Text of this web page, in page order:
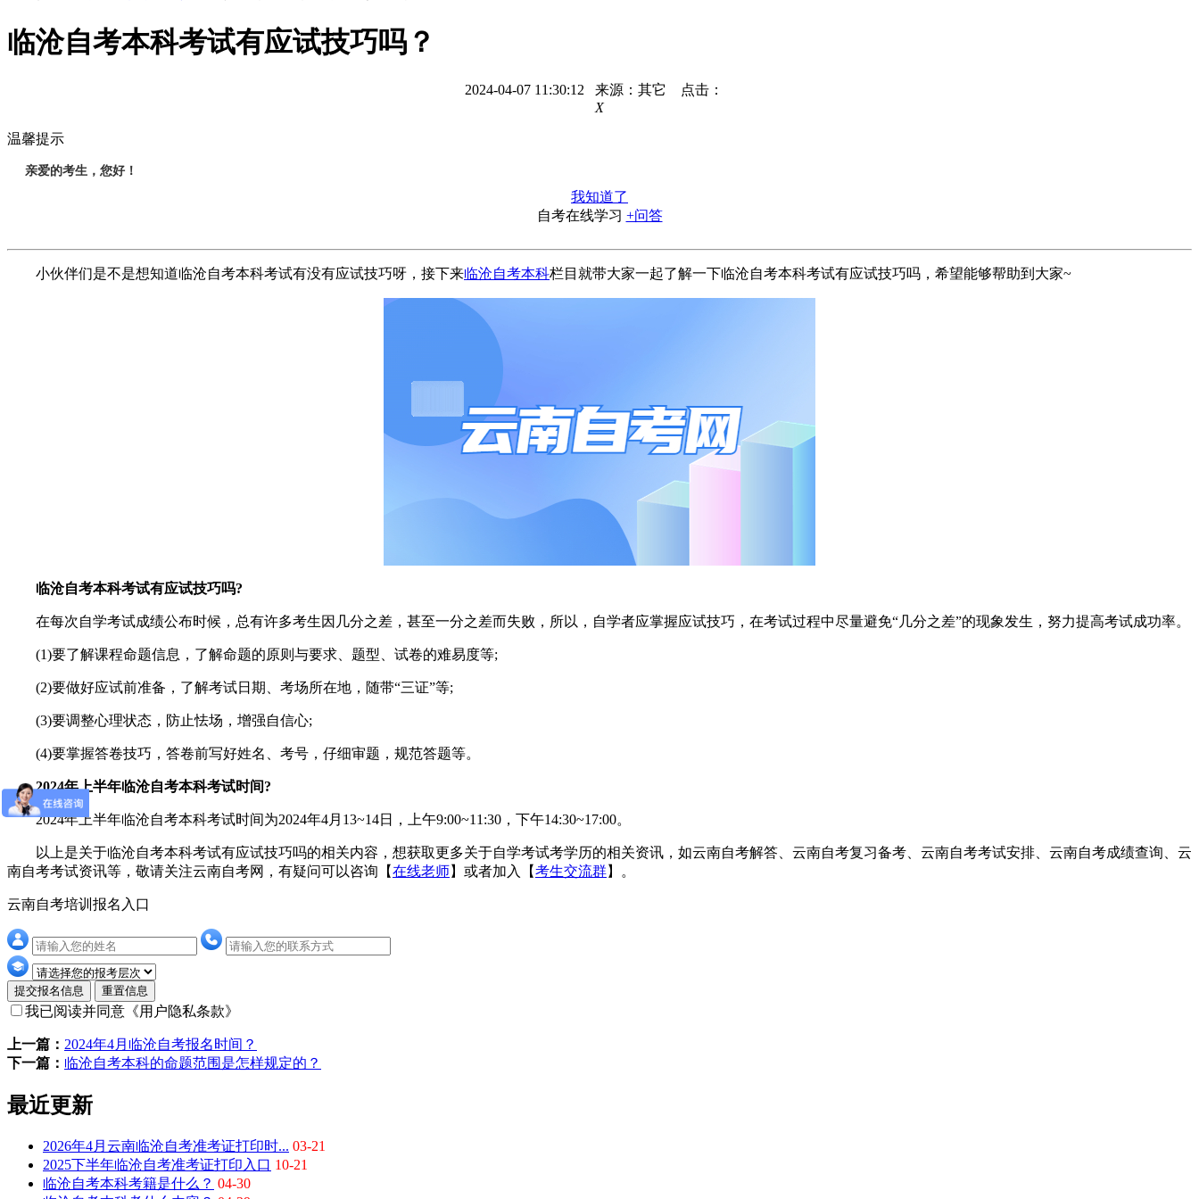
临沧自考本科考试有应试技巧吗？
2024-04-07 11:30:12 来源：其它 点击：
X
温馨提示
亲爱的考生，您好！
我知道了
自考在线学习 +问答
小伙伴们是不是想知道临沧自考本科考试有没有应试技巧呀，接下来临沧自考本科栏目就带大家一起了解一下临沧自考本科考试有应试技巧吗，希望能够帮助到大家~
临沧自考本科考试有应试技巧吗?
在每次自学考试成绩公布时候，总有许多考生因几分之差，甚至一分之差而失败，所以，自学者应掌握应试技巧，在考试过程中尽量避免“几分之差”的现象发生，努力提高考试成功率。
(1)要了解课程命题信息，了解命题的原则与要求、题型、试卷的难易度等;
(2)要做好应试前准备，了解考试日期、考场所在地，随带“三证”等;
(3)要调整心理状态，防止怯场，增强自信心;
(4)要掌握答卷技巧，答卷前写好姓名、考号，仔细审题，规范答题等。
2024年上半年临沧自考本科考试时间?
2024年上半年临沧自考本科考试时间为2024年4月13~14日，上午9:00~11:30，下午14:30~17:00。
以上是关于临沧自考本科考试有应试技巧吗的相关内容，想获取更多关于自学考试考学历的相关资讯，如云南自考解答、云南自考复习备考、云南自考考试安排、云南自考成绩查询、云
南自考考试资讯等，敬请关注云南自考网，有疑问可以咨询【在线老师】或者加入【考生交流群】。
云南自考培训报名入口
提交报名信息 重置信息
我已阅读并同意 《用户隐私条款》
上一篇： 2024年4月临沧自考报名时间？
下一篇： 临沧自考本科的命题范围是怎样规定的？
最近更新
2026年4月云南临沧自考准考证打印时... 03-21
2025下半年临沧自考准考证打印入口 10-21
临沧自考本科考籍是什么？ 04-30